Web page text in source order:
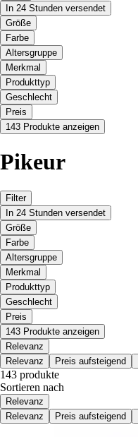
In 24 Stunden versendet
Größe
Farbe
Altersgruppe
Merkmal
Produkttyp
Geschlecht
Preis
143 Produkte anzeigen
Pikeur
Filter
In 24 Stunden versendet
Größe
Farbe
Altersgruppe
Merkmal
Produkttyp
Geschlecht
Preis
143 Produkte anzeigen
Relevanz
Relevanz
Preis aufsteigend
143 produkte
Sortieren nach
Relevanz
Relevanz
Preis aufsteigend